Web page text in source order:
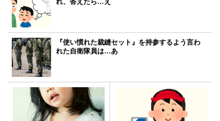
『使い慣れた裁縫セット』を持参するよう言わ
れた自衛隊員は…あ